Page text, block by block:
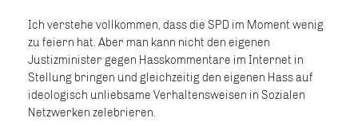
Ich verstehe vollkommen, dass die SPD im Moment wenig
zu feiern hat. Aber man kann nicht den eigenen
Justizminister gegen Hasskommentare im Internet in
Stellung bringen und gleichzeitig den eigenen Hass auf
ideologisch unliebsame Verhaltensweisen in Sozialen
Netzwerken zelebrieren.